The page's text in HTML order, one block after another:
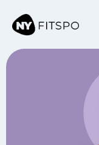
← Все тренировки